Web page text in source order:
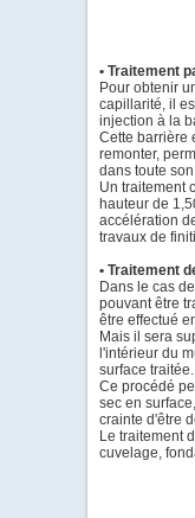
• Traitement
Pour obtenir
capillarité, il
injection à la
Cette barrière
remonter,
dans toute
Un traitement
hauteur de
accélération
travaux de
• Traitement
Dans le cas
pouvant être
être effectué
Mais il sera
l'intérieur du
surface traitée.
Ce procédé
sec en
crainte d'être
Le traitement
cuvelage,